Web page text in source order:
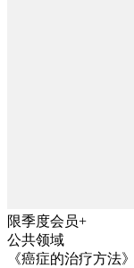
限季度会员+
公共领域
《癌症的治疗方法